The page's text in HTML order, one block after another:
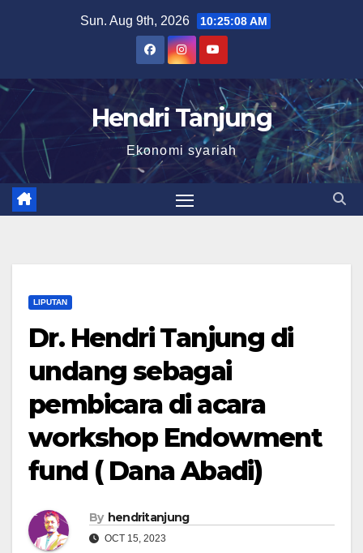
Sun. Aug 9th, 2026 10:25:09 AM
Hendri Tanjung
Ekonomi syariah
LIPUTAN
Dr. Hendri Tanjung di
undang sebagai
pembicara di acara
workshop Endowment
fund ( Dana Abadi)
By hendritanjung
OCT 15, 2023